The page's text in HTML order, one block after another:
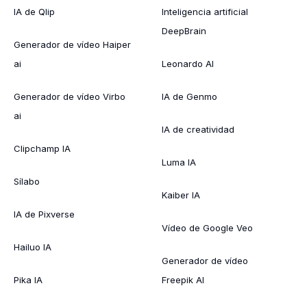
IA de Qlip
Generador de vídeo Haiper
ai
Generador de vídeo Virbo
ai
Clipchamp IA
Sílabo
IA de Pixverse
Hailuo IA
Pika IA
Inteligencia artificial
DeepBrain
Leonardo AI
IA de Genmo
IA de creatividad
Luma IA
Kaiber IA
Vídeo de Google Veo
Generador de vídeo
Freepik AI